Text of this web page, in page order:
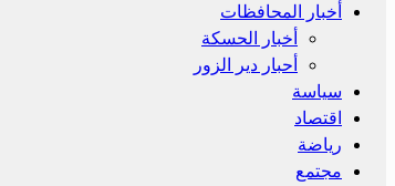
أخبار المحافظات
أخبار الحسكة
أحبار دير الزور
سياسة
اقتصاد
رياضة
مجتمع